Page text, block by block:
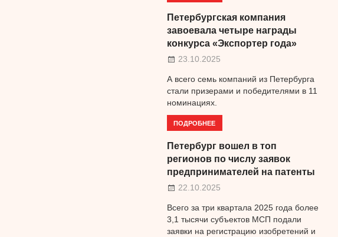
Петербургская компания
завоевала четыре награды
конкурса «Экспортер года»
23.10.2025
А всего семь компаний из Петербурга
стали призерами и победителями в 11
номинациях.
ПОДРОБНЕЕ
Петербург вошел в топ
регионов по числу заявок
предпринимателей на патенты
22.10.2025
Всего за три квартала 2025 года более
3,1 тысячи субъектов МСП подали
заявки на регистрацию изобретений и